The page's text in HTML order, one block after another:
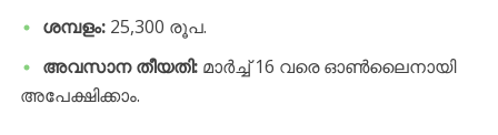
ശമ്പളം:25,300 രൂപ.
അവസാന തീയതി:മാർച്ച് 16 വരെ ഓൺലൈനായി
അപേക്ഷിക്കാം.